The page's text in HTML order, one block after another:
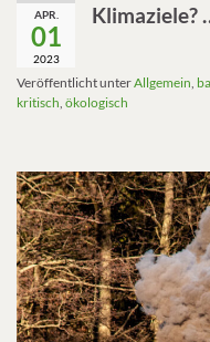
APR.
01
2023
Klimaziele?
Veröffentlicht unterAllgemein
kritisch ökologisch